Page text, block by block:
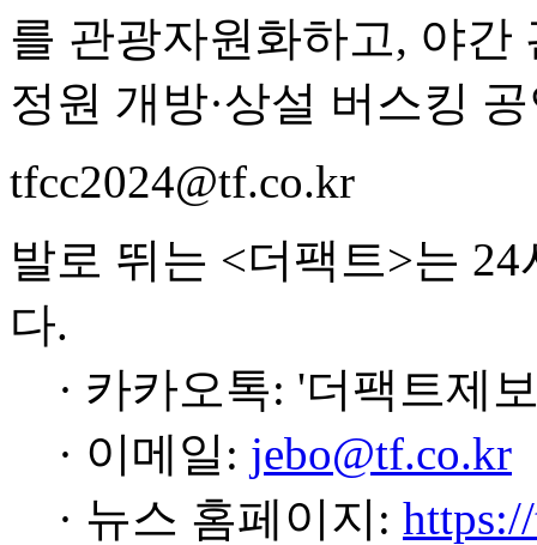
를 관광자원화하고, 야간
정원 개방·상설 버스킹
tfcc2024@tf.co.kr
발로 뛰는 <더팩트>는
다.
· 카카오톡: '더팩트제
· 이메일: jebo@tf.co.kr
· 뉴스 홈페이지: